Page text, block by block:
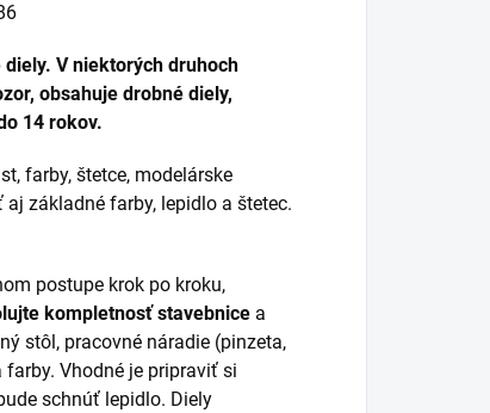
V niektorých druhoch
obsahuje drobné diely,
14 rokov.
farby, štetce, modelárske
základné farby, lepidlo a štetec.
postupe krok po kroku,
kompletnosť stavebnice a
stôl, pracovné náradie (pinzeta,
Vhodné je pripraviť si
schnúť lepidlo. Diely